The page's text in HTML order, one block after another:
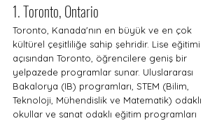
1. Toronto, Ontario
Toronto, Kanada'nın en büyük ve en çok
kültürel çeşitliliğe sahip şehridir. Lise eğitimi
açısından Toronto, öğrencilere geniş bir
yelpazede programlar sunar. Uluslararası
Bakalorya (IB) programları, STEM (Bilim,
Teknoloji, Mühendislik ve Matematik) odaklı
okullar ve sanat odaklı eğitim programları